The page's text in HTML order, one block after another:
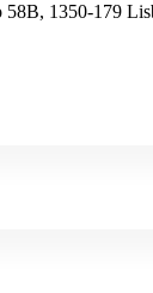
58B, 1350-179